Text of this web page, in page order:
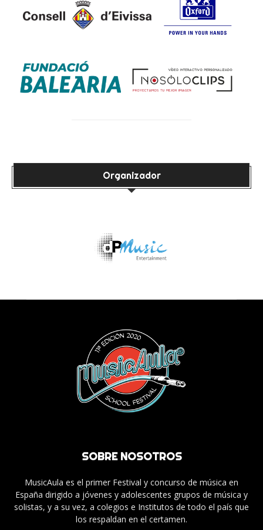
Organizador
SOBRE NOSOTROS
MusicAula es el primer Festival y concurso de música en
España dirigido a jóvenes y adolescentes grupos de música y
solistas, y a su vez, a colegios e Institutos de todo el país que
los respaldan en el certamen.